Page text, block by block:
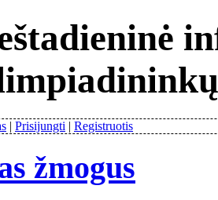
Prisijungti Registruotis
žmogus